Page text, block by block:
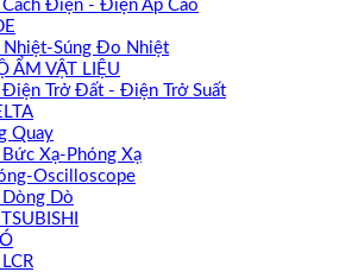
Điện - Điện Áp Cao
Nhiệt-Súng Đo Nhiệt
ẨM VẬT LIỆU
Điện Trở Đất - Điện Trở Suất
Quay
Xạ-Phóng Xạ
Oscilloscope
Dò